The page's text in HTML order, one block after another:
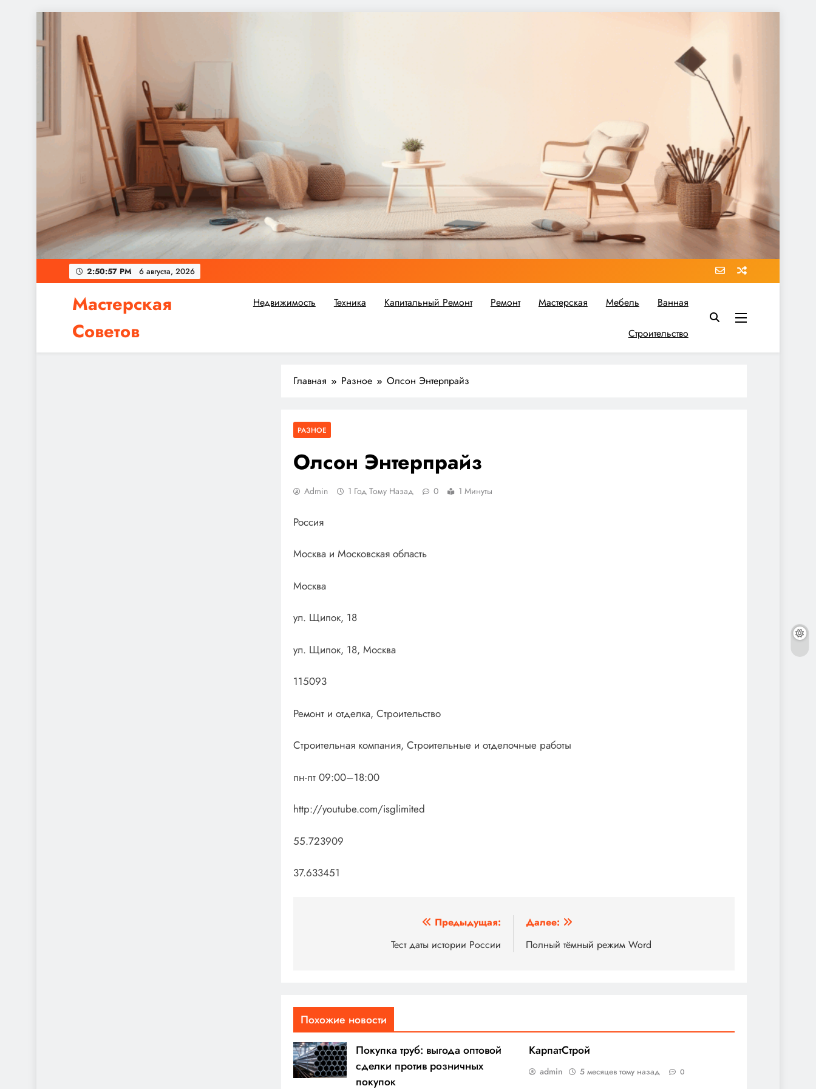
содержимому
2:50:57 PM 6 августа, 2026
Мастерская
Советов
Независимо от того, планируете ли вы небольшой ремонт или крупное строительство, в Мастерской Советов вы найдете все необходимое для реализации своих идей!
Недвижимость Техника Капитальный Ремонт Ремонт Мастерская Мебель Ванная
Строительство
Главная Разное Олсон Энтерпрайз
РАЗНОЕ
Олсон Энтерпрайз
Admin 1 Год Тому Назад 0 1 Минуты
Россия
Москва и Московская область
Москва
ул. Щипок, 18
ул. Щипок, 18, Москва
115093
Ремонт и отделка, Строительство
Строительная компания, Строительные и отделочные работы
пн-пт 09:00–18:00
http://youtube.com/isglimited
55.723909
37.633451
Предыдущая:
Тест даты истории России
Далее:
Полный тёмный режим Word
Похожие новости
Покупка труб: выгода оптовой
сделки против розничных
покупок
КарпатСтрой
admin 5 месяцев тому назад 0